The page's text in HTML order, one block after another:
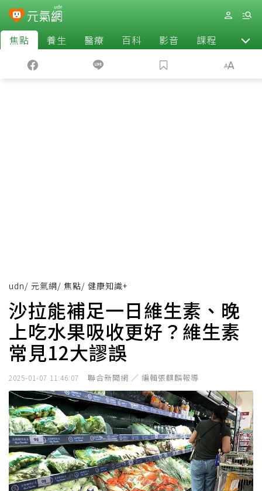
焦點 養生 醫療 百科 影音 課程 退休
udn/ 元氣網/ 焦點/ 健康知識+
沙拉能補足一日維生素、晚
上吃水果吸收更好？維生素
常見12大謬誤
2025-01-07 11:46:07 聯合新聞網 ／ 編輯張麒麟報導